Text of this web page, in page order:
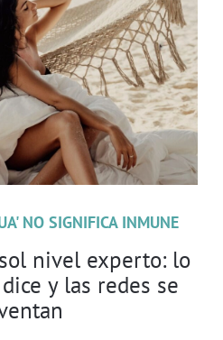
NO SIGNIFICA INMUNE
nivel experto: lo
y las redes se